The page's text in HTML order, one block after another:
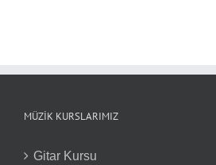
MÜZIK KURSLARIMIZ
Gitar Kursu